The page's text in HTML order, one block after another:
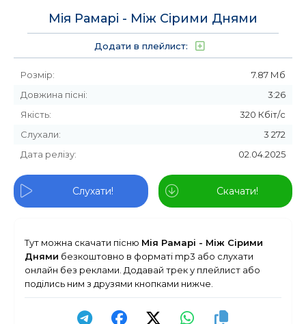
Мія Рамарі - Між Сірими Днями
Додати в плейлист:
Розмір:
7.87 Мб
Довжина пісні:
3:26
Якість:
320 Кбіт/с
Слухали:
3 272
Дата релізу:
02.04.2025
Слухати! Скачати!
Тут можна скачати пісню Мія Рамарі - Між Сірими
Днями безкоштовно в форматі mp3 або слухати
онлайн без реклами. Додавай трек у плейлист або
поділись ним з друзями кнопками нижче.